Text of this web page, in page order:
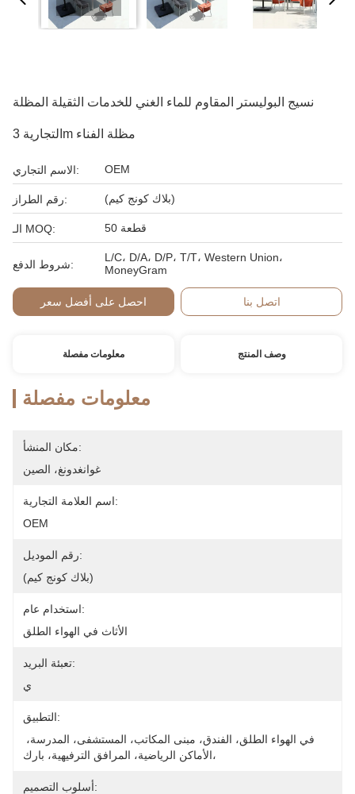
نسيج البوليستر المقاوم للماء الغني للخدمات الثقيلة المظلة
التجارية 3m مظلة الفناء
الاسم التجاري: OEM
رقم الطراز: (بلاك كونج كيم)
الـ MOQ: 50 قطعة
شروط الدفع:
L/C، D/A، D/P، T/T، Western Union،
MoneyGram
احصل على أفضل سعر اتصل بنا
معلومات مفصلة وصف المنتج
معلومات مفصلة
مكان المنشأ:
غوانغدونغ، الصين
اسم العلامة التجارية:
OEM
رقم الموديل:
(بلاك كونج كيم)
استخدام عام:
الأثاث في الهواء الطلق
تعبئة البريد:
ي
التطبيق:
الأماكن الرياضية، المرافق الترفيهية، بارك،
أسلوب التصميم: